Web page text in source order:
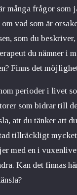
många frågor
vad som är
som du
du nämner i
Finns det
perioder i livet
som bidrar till
att du tänker att
tillräckligt
med en i
Kan det finnas